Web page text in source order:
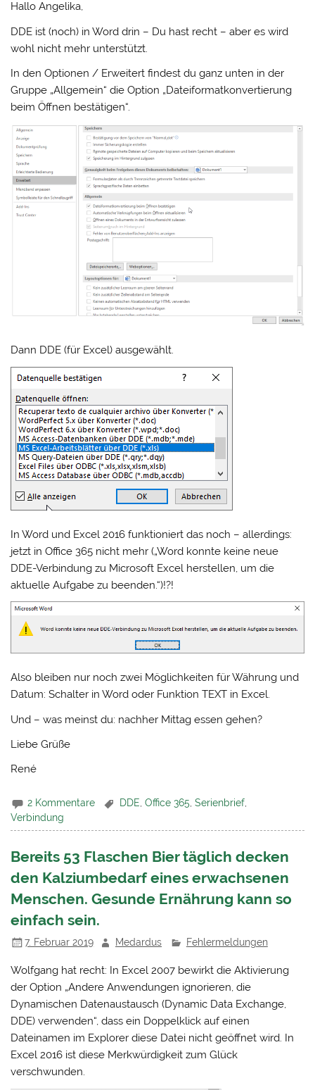
Hallo Angelika,
DDE ist (noch) in Word drin – Du hast recht – aber es wird
wohl nicht mehr unterstützt.
In den Optionen / Erweitert findest du ganz unten in der
Gruppe „Allgemein“ die Option „Dateiformatkonvertierung
beim Öffnen bestätigen“.
Dann DDE (für Excel) ausgewählt.
In Word und Excel 2016 funktioniert das noch – allerdings:
jetzt in Office 365 nicht mehr („Word konnte keine neue
DDE-Verbindung zu Microsoft Excel herstellen, um die
aktuelle Aufgabe zu beenden.“)!?!
Also bleiben nur noch zwei Möglichkeiten für Währung und
Datum: Schalter in Word oder Funktion TEXT in Excel.
Und – was meinst du: nachher Mittag essen gehen?
Liebe Grüße
René
2 Kommentare DDE ,Office 365 ,Serienbrief
Verbindung
Bereits 53 Flaschen Bier täglich decken
den Kalziumbedarf eines erwachsenen
Menschen. Gesunde Ernährung kann so
einfach sein.
7. Februar 2019 Medardus Fehlermeldungen
Wolfgang hat recht: In Excel 2007 bewirkt die Aktivierung
der Option „Andere Anwendungen ignorieren, die
Dynamischen Datenaustausch (Dynamic Data Exchange,
DDE) verwenden“, dass ein Doppelklick auf einen
Dateinamen im Explorer diese Datei nicht geöffnet wird. In
Excel 2016 ist diese Merkwürdigkeit zum Glück
verschwunden.